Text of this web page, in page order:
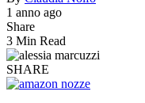
1 anno ago
Share
3 Min Read
SHARE